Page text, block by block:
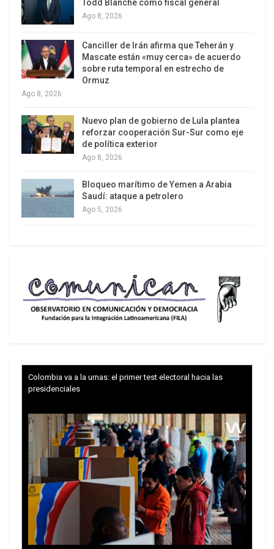
y elaborará el Plan Nacional Estratégico para la
Soberanía Hidrocarburífera de la República
Argentina.
Se declara de utilidad pública y sujeto a
expropiación el 51% del patrimonio de YPF S.A.,
clase D de dicha empresa pertenecientes a Repsol
YPF S.A., sus controlantes o controladas (hoy con
57,43% del capital).
La expropiación también comprende al 51 por
ciento de las acciones que Repsol posee en YPF
Gas, la principal firma de comercialización y
21.499, y la tasación la efectuará el Tribunal de
Tasaciones de la Nación. Las acciones
expropiadas se distribuirán en un 51% para el
Estado nacional y el 49% restante entre las
(OFEPHI).
que acepten su transferencia se realizará en
forma equitativa, teniendo en cuenta sus
respectivos niveles de producción de
hidrocarburos y de reservas comprobadas.
Se prohíbe la transferencia futura de las acciones
expropiadas sin la autorización del Congreso de la
Nación, votada por las dos terceras partes de sus
miembros.
Todd Blanche como fiscal general
Ago 8, 2026
Canciller de Irán afirma que Teherán y
Mascate están «muy cerca» de acuerdo
sobre ruta temporal en estrecho de
Ormuz
Ago 8, 2026
Nuevo plan de gobierno de Lula plantea
reforzar cooperación Sur-Sur como eje
de política exterior
Ago 8, 2026
Bloqueo marítimo de Yemen a Arabia
Saudí: ataque a petrolero
Ago 5, 2026
Colombia va a la urnas: el primer test electoral hacia las
presidenciales